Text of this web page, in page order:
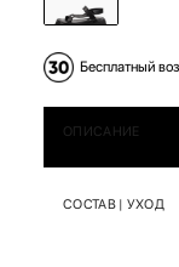
Бесплатный
ОПИСАНИЕ
СОСТАВ | УХОД